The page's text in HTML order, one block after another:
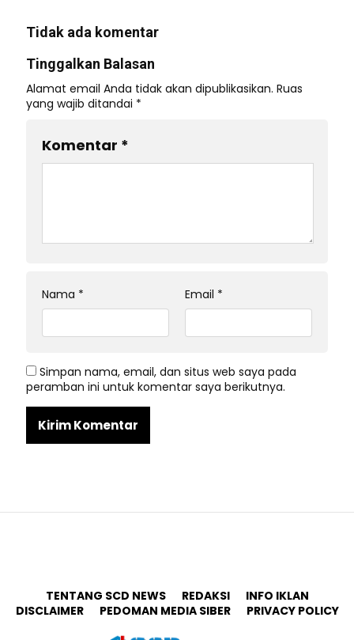
Tidak ada komentar
Tinggalkan Balasan
Alamat email Anda tidak akan dipublikasikan. Ruas
yang wajib ditandai *
Komentar *
Nama * Email *
Simpan nama, email, dan situs web saya pada
peramban ini untuk komentar saya berikutnya.
TENTANG SCD NEWS REDAKSI
INFO IKLAN
DISCLAIMER
PEDOMAN MEDIA SIBER PRIVACY POLICY